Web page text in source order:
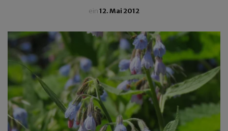
ein12. Mai 2012